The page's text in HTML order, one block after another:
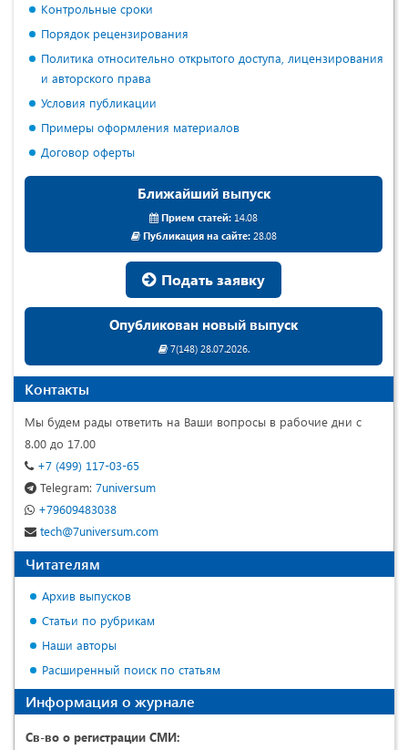
Контрольные сроки
Порядок рецензирования
Политика относительно открытого доступа, лицензирования
и авторского права
Условия публикации
Примеры оформления материалов
Договор оферты
Ближайший выпуск
Прием статей: 14.08
Публикация на сайте:28.08
Подать заявку
Опубликован новый выпуск
7(148) 28.07.2026.
Контакты
Мы будем рады ответить на Ваши вопросы в рабочие дни с
8.00 до 17.00
+7 (499) 117-03-65
Telegram: 7universum
+79609483038
tech@7universum.com
Читателям
Архив выпусков
Статьи по рубрикам
Наши авторы
Расширенный поиск по статьям
Информация о журнале
Св-во о регистрации СМИ: